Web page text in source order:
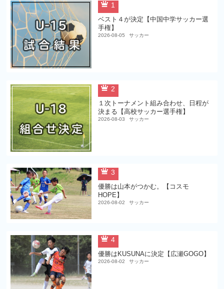
1
ベスト４が決定【中国中学サッカー選
手権】
2026-08-05 サッカー
2
１次トーナメント組み合わせ、日程が
決まる【高校サッカー選手権】
2026-08-03 サッカー
3
優勝は山本がつかむ。【コスモ
HOPE】
2026-08-02 サッカー
4
優勝はKUSUNAに決定【広瀬GOGO】
2026-08-02 サッカー